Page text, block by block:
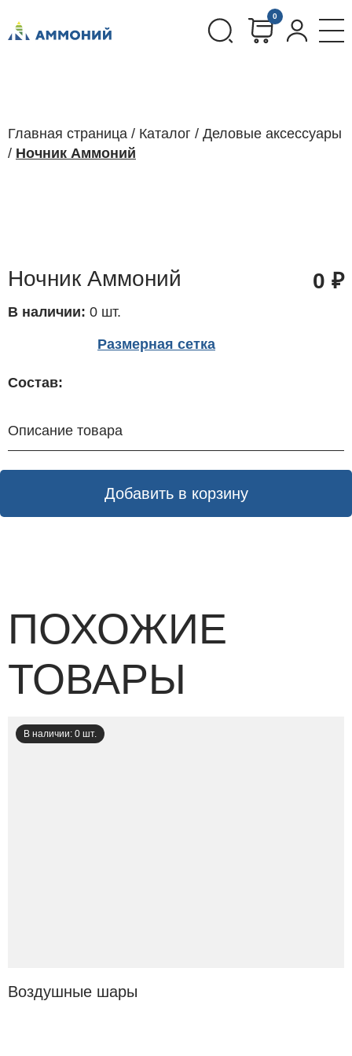
0
Главная страница / Каталог / Деловые аксессуары
/ Ночник Аммоний
Ночник Аммоний 0 ₽
В наличии: 0 шт.
Размерная сетка
Состав:
Описание товара
Добавить в корзину
ПОХОЖИЕ
ТОВАРЫ
В наличии: 0 шт.
Воздушные шары